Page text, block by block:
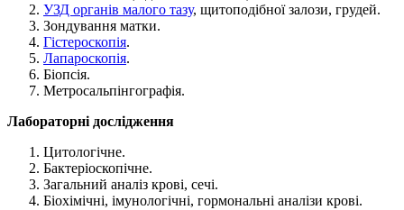
УЗД органів малого тазу, щитоподібної залози, грудей.
Зондування матки.
Гістероскопія.
Лапароскопія.
Біопсія.
Метросальпінгографія.
Лабораторні дослідження
Цитологічне.
Бактеріоскопічне.
Загальний аналіз крові, сечі.
Біохімічні, імунологічні, гормональні аналізи крові.